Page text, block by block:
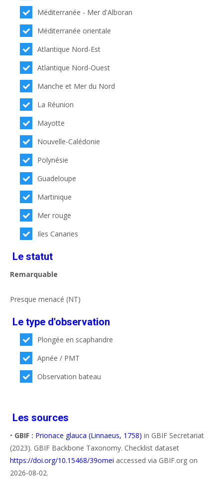
Méditerranée - Mer d'Alboran
Méditerranée orientale
Atlantique Nord-Est
Atlantique Nord-Ouest
Manche et Mer du Nord
La Réunion
Mayotte
Nouvelle-Calédonie
Polynésie
Guadeloupe
Martinique
Mer rouge
Iles Canaries
Le statut
Remarquable
Presque menacé (NT)
Le type d'observation
Plongée en scaphandre
Apnée / PMT
Observation bateau
Les sources
• GBIF : Prionace glauca (Linnaeus, 1758) in GBIF Secretariat
(2023). GBIF Backbone Taxonomy. Checklist dataset
https://doi.org/10.15468/39omei accessed via GBIF.org on
2026-08-02.